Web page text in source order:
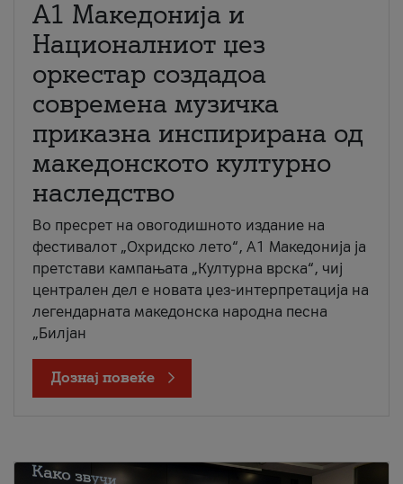
А1 Македонија и
Националниот џез
оркестар создадоа
современа музичка
приказна инспирирана од
македонското културно
наследство
Во пресрет на овогодишното издание на
фестивалот „Охридско лето“, А1 Македонија ја
претстави кампањата „Културна врска“, чиј
централен дел е новата џез-интерпретација на
легендарната македонска народна песна
„Билјан
Дознај повеќе